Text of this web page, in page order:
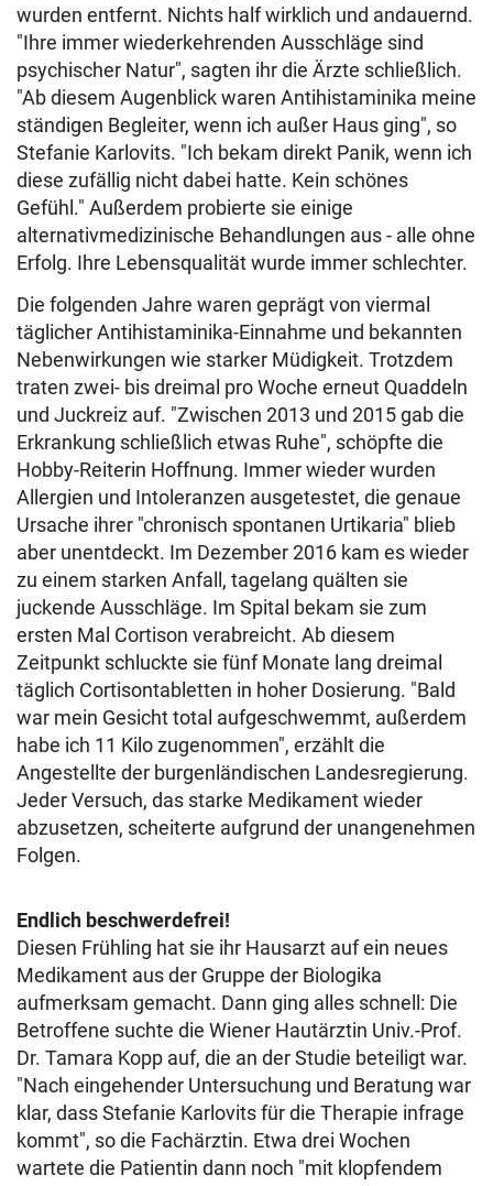
wurden entfernt. Nichts half wirklich und andauernd.
"Ihre immer wiederkehrenden Ausschläge sind
psychischer Natur", sagten ihr die Ärzte schließlich.
"Ab diesem Augenblick waren Antihistaminika meine
ständigen Begleiter, wenn ich außer Haus ging", so
Stefanie Karlovits. "Ich bekam direkt Panik, wenn ich
diese zufällig nicht dabei hatte. Kein schönes
Gefühl." Außerdem probierte sie einige
alternativmedizinische Behandlungen aus - alle ohne
Erfolg. Ihre Lebensqualität wurde immer schlechter.
Die folgenden Jahre waren geprägt von viermal
täglicher Antihistaminika-Einnahme und bekannten
Nebenwirkungen wie starker Müdigkeit. Trotzdem
traten zwei- bis dreimal pro Woche erneut Quaddeln
und Juckreiz auf. "Zwischen 2013 und 2015 gab die
Erkrankung schließlich etwas Ruhe", schöpfte die
Hobby-Reiterin Hoffnung. Immer wieder wurden
Allergien und Intoleranzen ausgetestet, die genaue
Ursache ihrer "chronisch spontanen Urtikaria" blieb
aber unentdeckt. Im Dezember 2016 kam es wieder
zu einem starken Anfall, tagelang quälten sie
juckende Ausschläge. Im Spital bekam sie zum
ersten Mal Cortison verabreicht. Ab diesem
Zeitpunkt schluckte sie fünf Monate lang dreimal
täglich Cortisontabletten in hoher Dosierung. "Bald
war mein Gesicht total aufgeschwemmt, außerdem
habe ich 11 Kilo zugenommen", erzählt die
Angestellte der burgenländischen Landesregierung.
Jeder Versuch, das starke Medikament wieder
abzusetzen, scheiterte aufgrund der unangenehmen
Folgen.
Endlich beschwerdefrei!
Diesen Frühling hat sie ihr Hausarzt auf ein neues
Medikament aus der Gruppe der Biologika
aufmerksam gemacht. Dann ging alles schnell: Die
Betroffene suchte die Wiener Hautärztin Univ.-Prof.
Dr. Tamara Kopp auf, die an der Studie beteiligt war.
"Nach eingehender Untersuchung und Beratung war
klar, dass Stefanie Karlovits für die Therapie infrage
kommt", so die Fachärztin. Etwa drei Wochen
wartete die Patientin dann noch "mit klopfendem